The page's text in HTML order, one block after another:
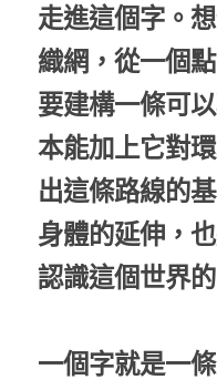
走進這個字。
織網，從一個
要建構一條可
本能加上它對
出這條路線的
身體的延伸，
認識這個世界
一個字就是一